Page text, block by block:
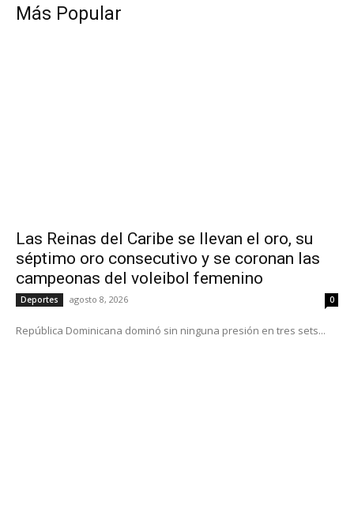
Más Popular
Las Reinas del Caribe se llevan el oro, su
séptimo oro consecutivo y se coronan las
campeonas del voleibol femenino
Deportes agosto 8, 2026 0
República Dominicana dominó sin ninguna presión en tres sets...